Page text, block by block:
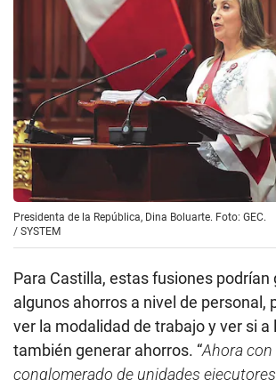
Presidenta de la República, Dina Boluarte. Foto: GEC.
/
SYSTEM
Para Castilla, estas fusiones podrían
algunos ahorros a nivel de personal,
ver la modalidad de trabajo y ver si a
también generar ahorros. “Ahora con
conglomerado de unidades
tan claro la ganancia de eficiencias,
recursos humanos, dado que hay
laborales, locadores de servicios, con
para que sean permanentes.A mi no
que conlleve ahorros o que haya un